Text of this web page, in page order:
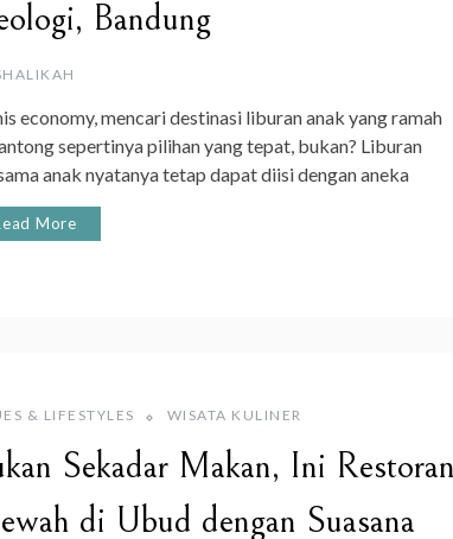
Bandung
economy, mencari destinasi liburan anak yang ramah
sepertinya pilihan yang tepat, bukan? Liburan
anak nyatanya tetap dapat diisi dengan aneka
More
& LIFESTYLES WISATA KULINER
Sekadar Makan, Ini
di Ubud dengan Suasana